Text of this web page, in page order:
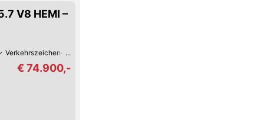
V8 HEMI –
Verkehrszeichen-Erkennung
€ 74.900,-